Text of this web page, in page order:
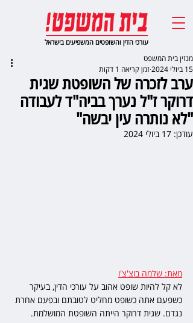
עורכי הדין והשופטים המשפיעים בישראל
ערב לזכרה של השופטת שגית
דרוקר ז"ל נערך בביה"ד לעבודה
"לא נותרה עין יבשה"
מגזין בית המשפט
15 ביולי 2024
זמן קריאה 1 דקות
עודכן: 17 ביולי 2024
מאת: שלמה בוצ'צ'ו
לא קל להיות שופט אהוב על עורכי הדין, בעיקר
כשפעם אתה כשופט מחליט לטובתם ובפעם אחרת
נגדם. שגית דרוקר הייתה השופטת המושלמת.